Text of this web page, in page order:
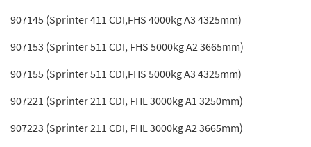
907145 (Sprinter 411 CDI,FHS 4000kg A3 4325mm)
907153 (Sprinter 511 CDI, FHS 5000kg A2 3665mm)
907155 (Sprinter 511 CDI,FHS 5000kg A3 4325mm)
907221 (Sprinter 211 CDI, FHL 3000kg A1 3250mm)
907223 (Sprinter 211 CDI, FHL 3000kg A2 3665mm)